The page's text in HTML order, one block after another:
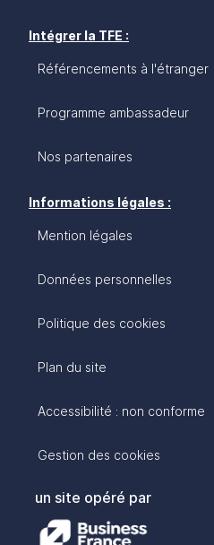
Intégrer la TFE :
Référencements à l'étranger
Programme ambassadeur
Nos partenaires
Informations légales :
Mention légales
Données personnelles
Politique des cookies
Plan du site
Accessibilité : non conforme
Gestion des cookies
un site opéré par